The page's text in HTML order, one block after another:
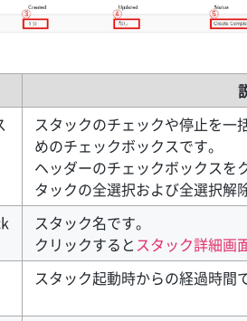
スタックのチェックや停止を一
めのチェックボックスです。
ヘッダーのチェックボックスを
タックの全選択および全選択解
スタック名です。
クリックするとスタック詳細画
スタック起動時からの経過時間